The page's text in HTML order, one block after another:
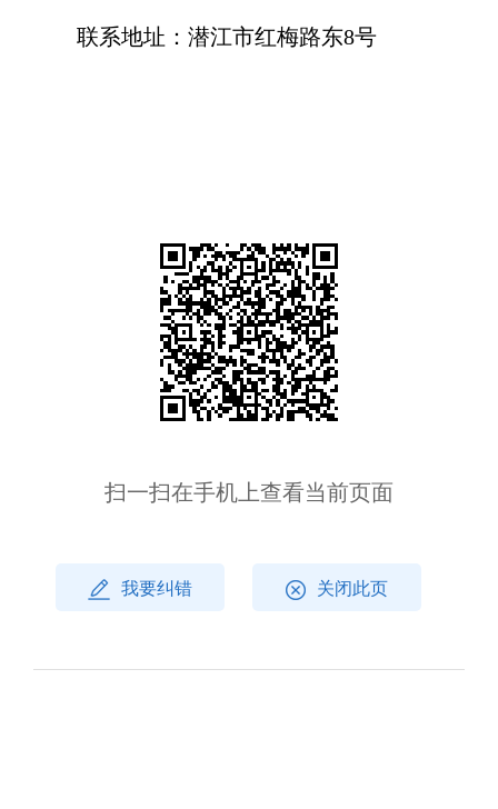
联系地址：潜江市红梅路东8号
扫一扫在手机上查看当前页面
我要纠错 关闭此页